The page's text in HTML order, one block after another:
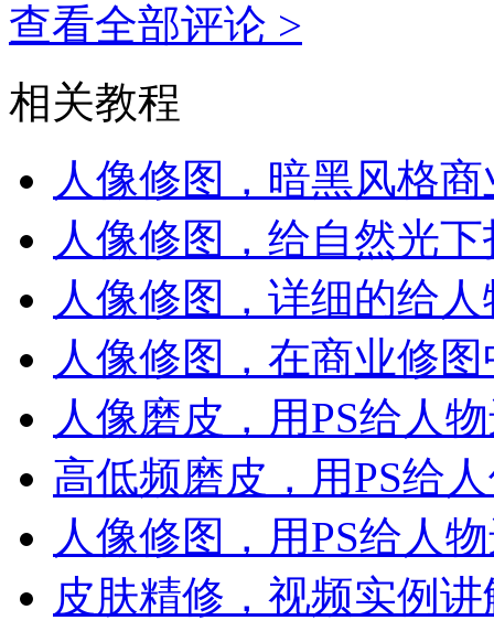
查看全部评论 >
相关教程
人像修图，暗黑风格
人像修图，给自然光
人像修图，详细的给
人像修图，在商业修
人像磨皮，用PS给人
高低频磨皮，用PS给
人像修图，用PS给人
皮肤精修，视频实例